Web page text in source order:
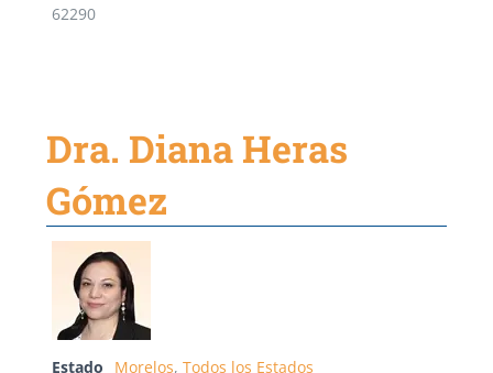
62290
Dra. Diana Heras
Gómez
Estado Morelos, Todos los Estados